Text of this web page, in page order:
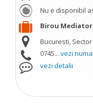
Nu e disponibil
Birou
Bucuresti, Sector
0745... vezi
vezi detalii